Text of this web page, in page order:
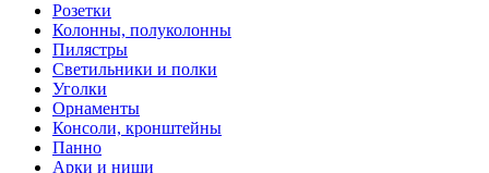
Розетки
Колонны, полуколонны
Пилястры
Светильники и полки
Уголки
Орнаменты
Консоли, кронштейны
Панно
Арки и ниши